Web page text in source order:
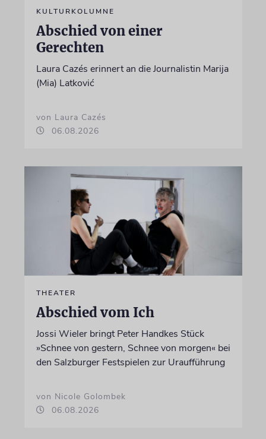
KULTURKOLUMNE
Abschied von einer
Gerechten
Laura Cazés erinnert an die Journalistin Marija
(Mia) Latković
von Laura Cazés
06.08.2026
THEATER
Abschied vom Ich
Jossi Wieler bringt Peter Handkes Stück
»Schnee von gestern, Schnee von morgen« bei
den Salzburger Festspielen zur Uraufführung
von Nicole Golombek
06.08.2026